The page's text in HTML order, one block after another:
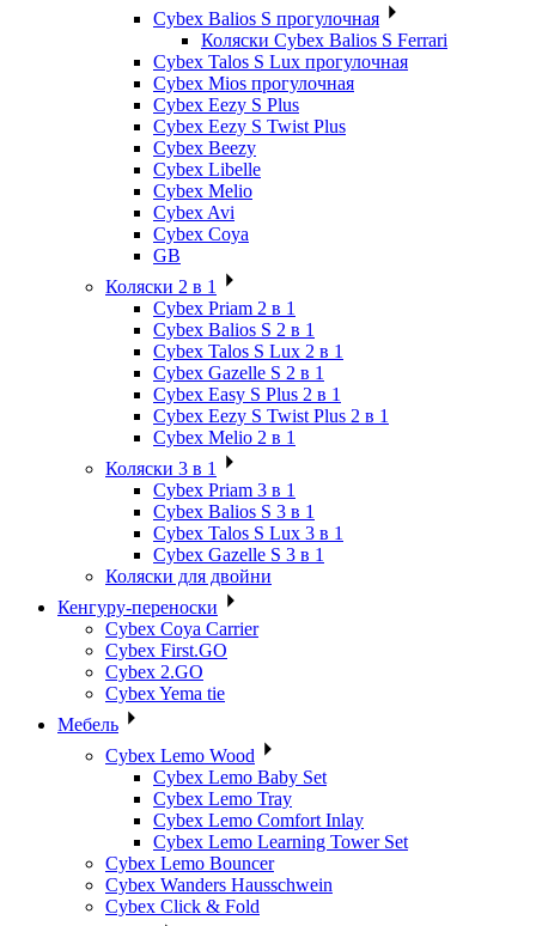
Cybex Balios S прогулочная
Коляски Cybex Balios S Ferrari
Cybex Talos S Lux прогулочная
Cybex Mios прогулочная
Cybex Eezy S Plus
Cybex Eezy S Twist Plus
Cybex Beezy
Cybex Libelle
Cybex Melio
Cybex Avi
Cybex Coya
GB
Коляски 2 в 1
Cybex Priam 2 в 1
Cybex Balios S 2 в 1
Cybex Talos S Lux 2 в 1
Cybex Gazelle S 2 в 1
Cybex Easy S Plus 2 в 1
Cybex Eezy S Twist Plus 2 в 1
Cybex Melio 2 в 1
Коляски 3 в 1
Cybex Priam 3 в 1
Cybex Balios S 3 в 1
Cybex Talos S Lux 3 в 1
Cybex Gazelle S 3 в 1
Коляски для двойни
Кенгуру-переноски
Cybex Coya Carrier
Cybex First.GO
Cybex 2.GO
Cybex Yema tie
Мебель
Cybex Lemo Wood
Cybex Lemo Baby Set
Cybex Lemo Tray
Cybex Lemo Comfort Inlay
Cybex Lemo Learning Tower Set
Cybex Lemo Bouncer
Cybex Wanders Hausschwein
Cybex Click & Fold